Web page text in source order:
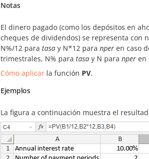
Notas
El dinero pagado (como los depósitos en
cheques de dividendos) se representa con
N%/12 para tasa y N*12 para nper en caso
trimestrales, N% para tasa y N para nper en
Cómo aplicar la función PV.
Ejemplos
La figura a continuación muestra el